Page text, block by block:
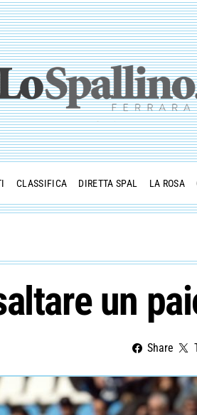
CLASSIFICA DIRETTA SPAL LA ROSA
un
Share